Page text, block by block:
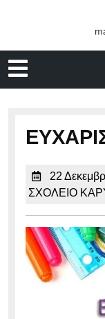
Άνοιγμα
22
ΣΧΟΛΕΙΟ